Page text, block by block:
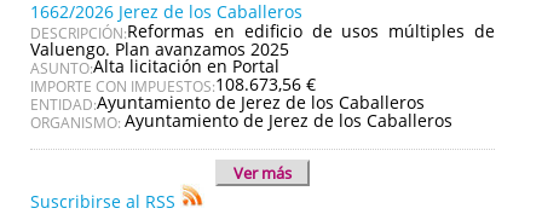
1662/2026 Jerez de los Caballeros
DESCRIPCIÓN:Reformas en edificio de usos múltiples de
Valuengo. Plan avanzamos 2025
ASUNTO:Alta licitación en Portal
IMPORTE CON IMPUESTOS:108.673,56 €
ENTIDAD:Ayuntamiento de Jerez de los Caballeros
ORGANISMO: Ayuntamiento de Jerez de los Caballeros
Ver más
Suscribirse al RSS